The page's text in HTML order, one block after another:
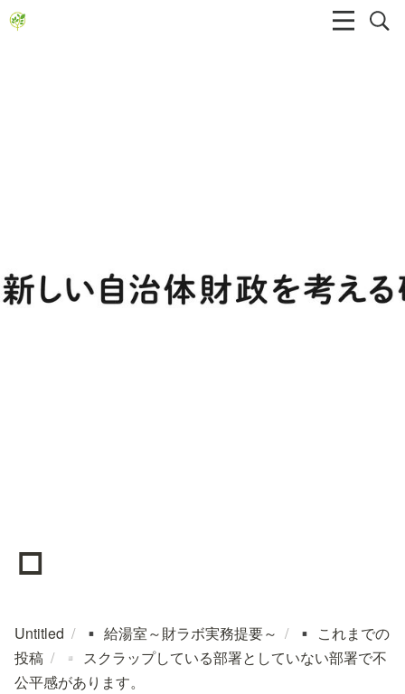
▫️
Untitled / ▪️ 給湯室～財ラボ実務提要～ / ▪️
これまでの
投稿 / ▫️
スクラップしている部署としていない部署で不
公平感があります。